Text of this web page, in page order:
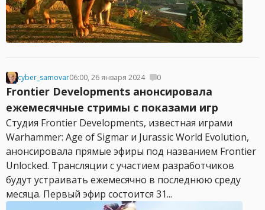
cyber_samovar06:00, 26 января 2024 0
Frontier Developments анонсировала
ежемесячные стримы с показами игр
Студия Frontier Developments, известная играми
Warhammer: Age of Sigmar и Jurassic World Evolution,
анонсировала прямые эфиры под названием Frontier
Unlocked. Трансляции с участием разработчиков
будут устраивать ежемесячно в последнюю среду
месяца. Первый эфир состоится 31...